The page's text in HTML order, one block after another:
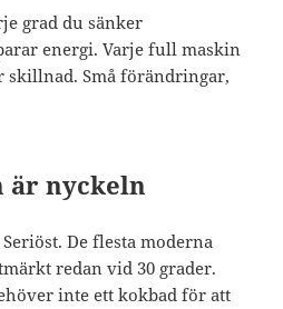
grad du sänker
energi. Varje full maskin
Små förändringar,
är nyckeln
De flesta moderna
redan vid 30 grader.
inte ett kokbad för att